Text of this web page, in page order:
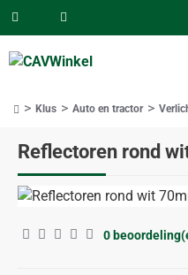
Reflectoren rond
Klus Auto en tractor
0